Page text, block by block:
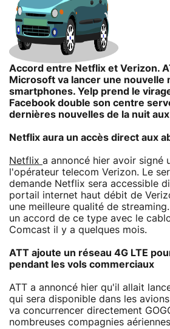
Accord entre Netflix et Verizon.
Microsoft va lancer une nouvelle
smartphones. Yelp prend le
Facebook double son centre
dernières nouvelles de la nuit
Netflix aura un accès direct aux
Netflix a annoncé hier avoir signé
l'opérateur telecom Verizon. Le
demande Netflix sera accessible
portail internet haut débit de
une meilleure qualité de
un accord de ce type avec le
Comcast il y a quelques mois.
ATT ajoute un réseau 4G LTE
pendant les vols commerciaux
ATT a annoncé hier qu'il allait
qui sera disponible dans les
va concurrencer directement
nombreuses compagnies